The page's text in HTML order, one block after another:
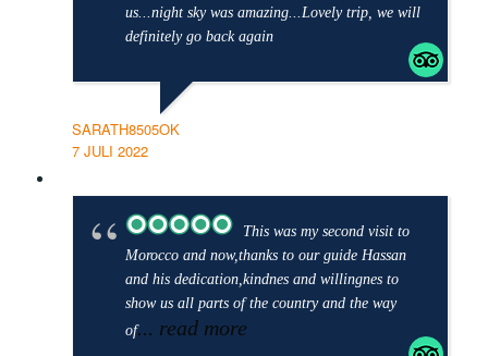
us...night sky was amazing...Lovely trip, we will
definitely go back again
SARATH8505OK
7 JULI 2022
This was my second visit to
Morocco and now,thanks to our guide Hassan
and his dedication,kindnes and willingnes to
show us all parts of the country and the way
of... read more